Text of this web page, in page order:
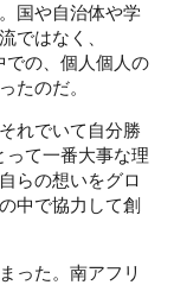
国や自治体や学
ではなく、
での、個人個人の
たのだ。
れでいて自分勝
って一番大事な理
らの想いをグロ
中で協力して創
った。南アフリ